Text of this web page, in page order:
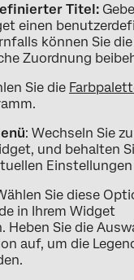
Titel:
einen
können Sie die
Zuordnung
Sie die
: Wechseln Sie
und behalten
Einstellungen
Sie diese
in Ihrem Widget
Heben Sie die
auf, um die